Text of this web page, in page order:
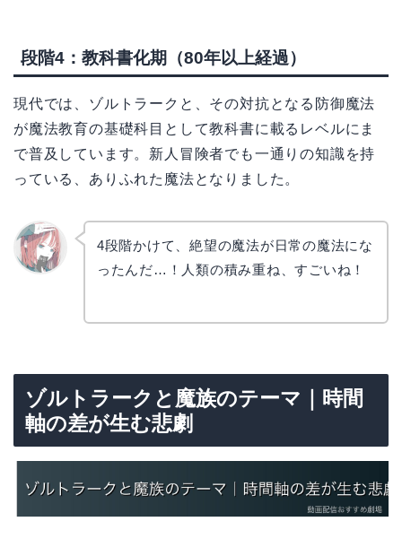
段階4：教科書化期（80年以上経過）
現代では、ゾルトラークと、その対抗となる防御魔法
が魔法教育の基礎科目として教科書に載るレベルにま
で普及しています。新人冒険者でも一通りの知識を持
っている、ありふれた魔法となりました。
4段階かけて、絶望の魔法が日常の魔法にな
ったんだ…！人類の積み重ね、すごいね！
ゾルトラークと魔族のテーマ｜時間
軸の差が生む悲劇